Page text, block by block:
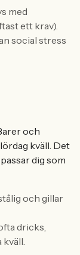
med
ett krav).
social stress
och
kväll. Det
dig som
och gillar
dricks,